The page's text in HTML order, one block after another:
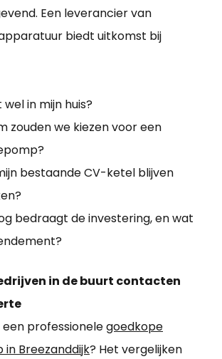
Een leverancier van
biedt uitkomst bij
wel in mijn huis?
zouden we kiezen voor een
bestaande CV-ketel blijven
bedraagt de investering, en wat
in de buurt contacten
professionelegoedkope
Breezanddijk? Het vergelijken